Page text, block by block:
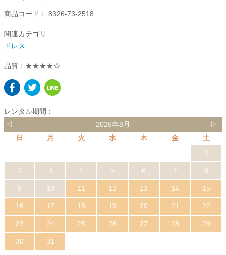
商品コード： 8326-73-2518
関連カテゴリ
ドレス
品質：★★★★☆
レンタル期間：
◁
2026年8月
▷
日
月 火 水 木 金
土
1
2 3 4 5 6 7 8
9 10 11 12 13 14 15
16 17 18 19 20 21 22
23 24 25 26 27 28 29
30 31